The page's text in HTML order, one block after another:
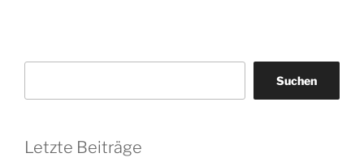
Suchen
Letzte Beiträge